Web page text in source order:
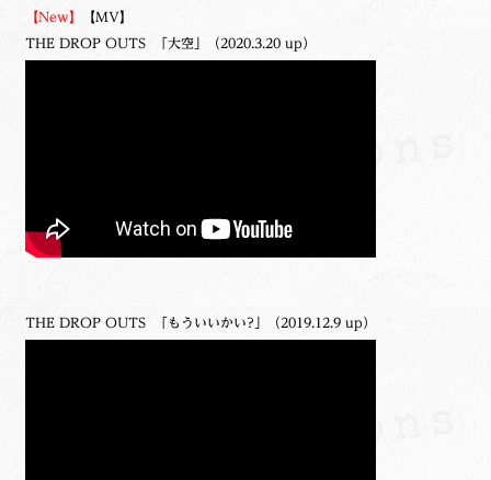
【New】 【MV】
THE DROP OUTS 「大空」（2020.3.20 up）
THE DROP OUTS 「もういいかい?」（2019.12.9 up）